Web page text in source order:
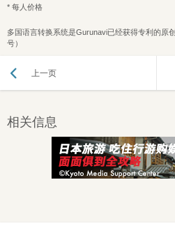
每人价格
多国语言转换系统是Gurunavi已经获得专利的原
号）
上一页
相关信息